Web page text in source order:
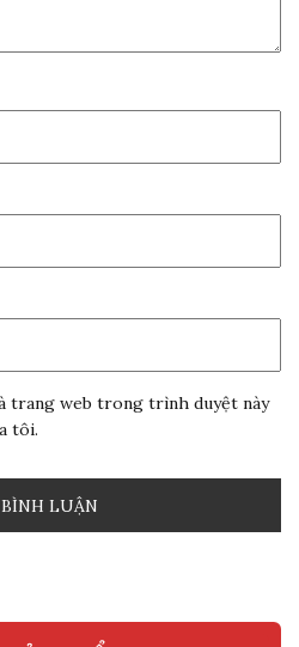
trang web trong trình duyệt này
tôi.